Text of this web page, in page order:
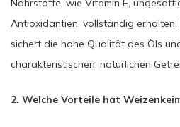
Nährstoffe, wie Vitamin E,
Antioxidantien, vollständig
sichert die hohe Qualität des Öls
charakteristischen, natürlichen
2. Welche Vorteile hat